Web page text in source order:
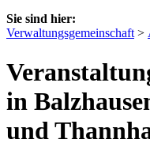
Sie sind hier:
Verwaltungsgemeinschaft >
in
und